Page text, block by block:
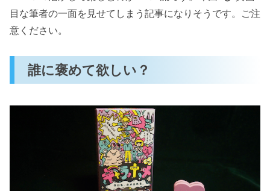
目な筆者の一面を見せてしまう記事になりそうです。ご注
意ください。
誰に褒めて欲しい？